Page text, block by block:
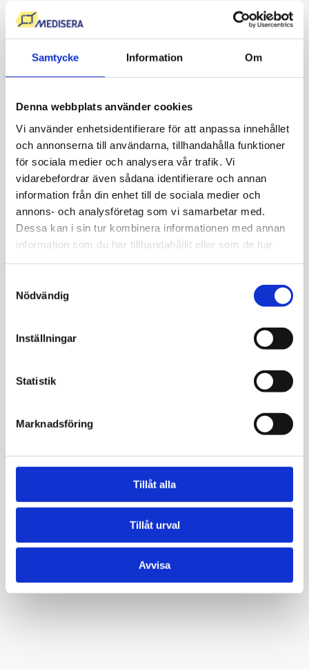
Samtycke Information Om
Denna webbplats använder cookies
Vi använder enhetsidentifierare för att anpassa innehållet
och annonserna till användarna, tillhandahålla funktioner
för sociala medier och analysera vår trafik. Vi
vidarebefordrar även sådana identifierare och annan
information från din enhet till de sociala medier och
annons- och analysföretag som vi samarbetar med.
Dessa kan i sin tur kombinera informationen med annan
information som du har tillhandahållit eller som de har
Nödvändig
Inställningar
Statistik
Marknadsföring
Tillåt alla
Tillåt urval
Avvisa